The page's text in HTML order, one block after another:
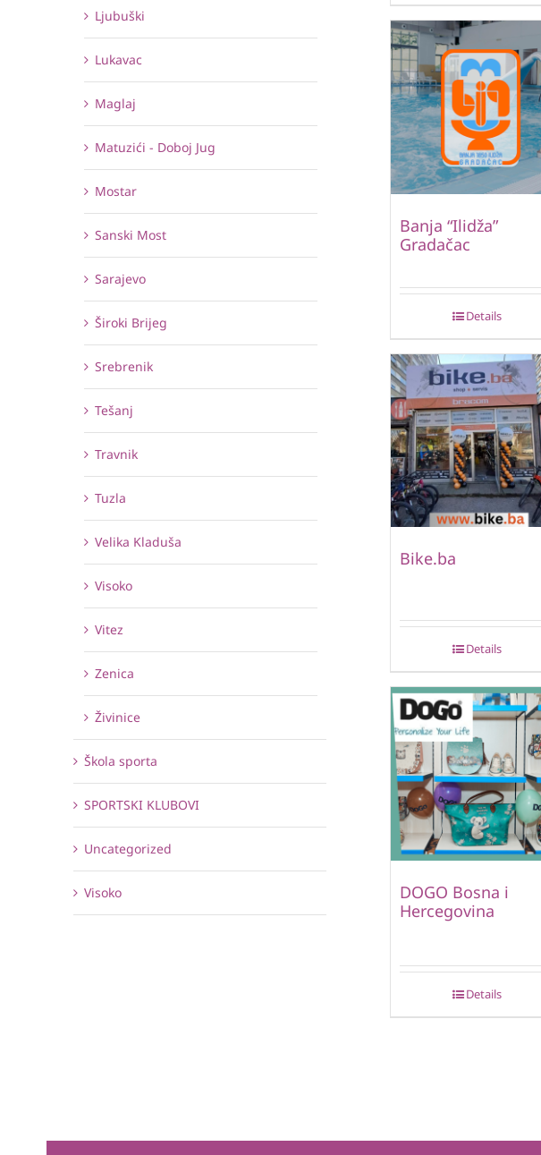
Banja “Ilidža”
Gradačac
Details
Bike.ba
Details
DOGO Bosna i
Hercegovina
Details
Ljubuški
Lukavac
Maglaj
Matuzići - Doboj Jug
Mostar
Sanski Most
Sarajevo
Široki Brijeg
Srebrenik
Tešanj
Travnik
Tuzla
Velika Kladuša
Visoko
Vitez
Zenica
Živinice
Škola sporta
SPORTSKI KLUBOVI
Uncategorized
Visoko